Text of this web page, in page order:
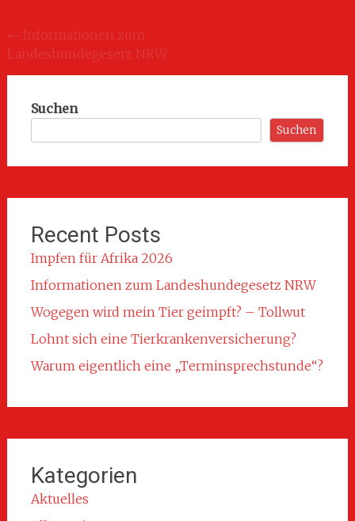
Beitragsnavigation
← Informationen zum
Landeshundegesetz NRW
Suchen
Suchen
Recent Posts
Impfen für Afrika 2026
Informationen zum Landeshundegesetz NRW
Wogegen wird mein Tier geimpft? – Tollwut
Lohnt sich eine Tierkrankenversicherung?
Warum eigentlich eine „Terminsprechstunde“?
Kategorien
Aktuelles